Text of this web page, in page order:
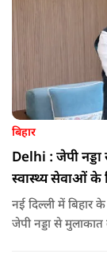
बिहार
Delhi : जेपी नड्डा
स्वास्थ्य सेवाओं के
नई दिल्ली में बिहार के
जेपी नड्डा से